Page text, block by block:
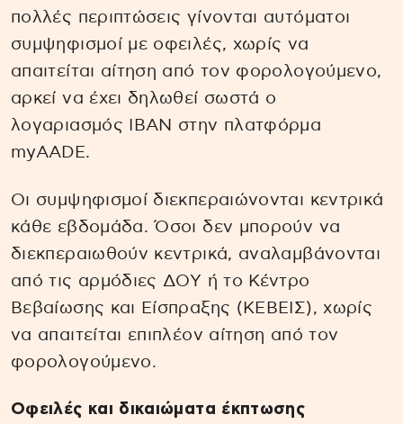
πολλές περιπτώσεις γίνονται αυτόματοι
συμψηφισμοί με οφειλές, χωρίς να
απαιτείται αίτηση από τον φορολογούμενο,
αρκεί να έχει δηλωθεί σωστά ο
λογαριασμός IBAN στην πλατφόρμα
myAADE.
Οι συμψηφισμοί διεκπεραιώνονται κεντρικά
κάθε εβδομάδα. Όσοι δεν μπορούν να
διεκπεραιωθούν κεντρικά, αναλαμβάνονται
από τις αρμόδιες ΔΟΥ ή το Κέντρο
Βεβαίωσης και Είσπραξης (ΚΕΒΕΙΣ), χωρίς
να απαιτείται επιπλέον αίτηση από τον
φορολογούμενο.
Οφειλές και δικαιώματα έκπτωσης